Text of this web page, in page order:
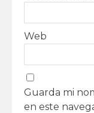
Web
Guarda mi
en este